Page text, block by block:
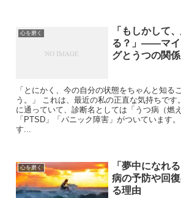
心を磨く
「もしかして
る？」——マイ
グとうつの関
「とにかく、今の自分の状態をちゃんと知る
う。」 これは、最近の私の正直な気持ちです
に通っていて、診断名としては「うつ病（燃
「PTSD」「パニック障害」がついています
す...
心を磨く
「夢中になれ
病の予防や回
る理由